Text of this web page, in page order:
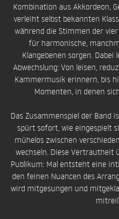
Kombination aus Akkordeon,
verleiht selbst bekannten
während die Stimmen der
für harmonische,
Klangebenen sorgen.
Abwechslung: Von leisen,
Kammermusik erinnern, bis
Momenten, in denen
Das Zusammenspiel der Band
spürt sofort, wie eingespielt
mühelos zwischen
wechseln. Diese Vertrautheit
Publikum: Mal entsteht eine
den feinen Nuancen des
wird mitgesungen und